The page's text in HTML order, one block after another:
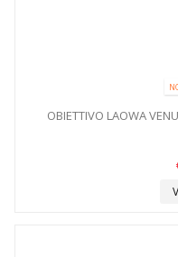
OBIETTIVO LAOWA